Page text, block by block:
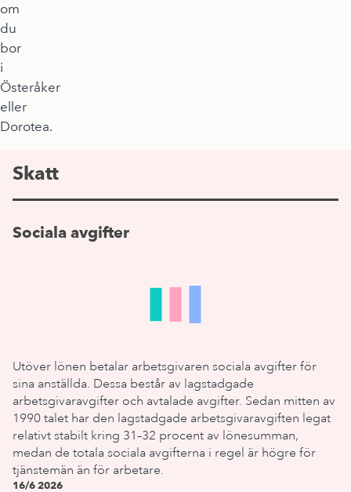
om
du
bor
i
Österåker
eller
Dorotea.
Skatt
Sociala avgifter
Utöver lönen betalar arbetsgivaren sociala avgifter för
sina anställda. Dessa består av lagstadgade
arbetsgivaravgifter och avtalade avgifter. Sedan mitten av
1990 talet har den lagstadgade arbetsgivaravgiften legat
relativt stabilt kring 31–32 procent av lönesumman,
medan de totala sociala avgifterna i regel är högre för
tjänstemän än för arbetare.
16/6 2026